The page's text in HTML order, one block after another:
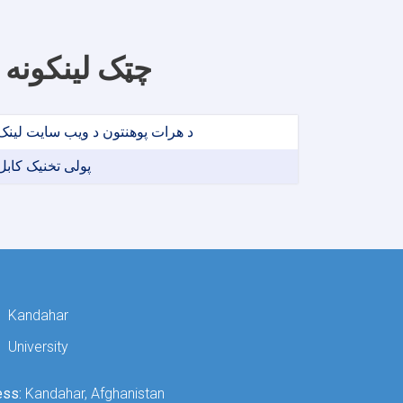
چټک لینکونه
د هرات پوهنتون د ویب سایت
پولی تخنیک
Kandahar
University
Kandahar, Afghanistan